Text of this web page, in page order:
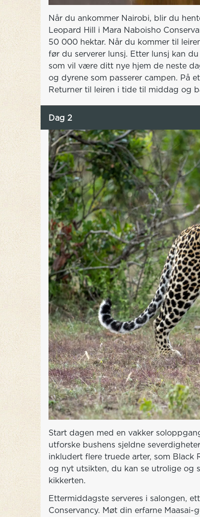
Når du ankommer Nairobi, blir du
Leopard Hill i Mara Naboisho
50 000 hektar. Når du kommer til
før du serverer lunsj. Etter lunsj kan
som vil være ditt nye hjem de neste
og dyrene som passerer campen. På
Returner til leiren i tide til middag og
Dag 2
Start dagen med en vakker
utforske bushens sjeldne
inkludert flere truede arter, som Black
og nyt utsikten, du kan se utrolige og
kikkerten.
Ettermiddagste serveres i salongen,
Conservancy. Møt din erfarne